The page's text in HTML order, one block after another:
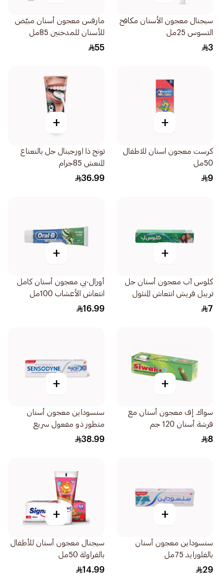
سيجنال معجون الأسنان مكافح
التسوس 25مل
3
مارفس معجون أسنان مبيّض
للأسنان للمدخنين 85مل
55
+
كرست معجون اسنان للاطفال
50مل
9
+
تونج ذا اورجينال جل بالنعناع
المنعش 85جرام
36.99
+
كلوس آب معجون أسنان جل
تريبل فريش انتعاش المنثول
50مل
7
+
أورال-بي معجون أسنان كامل
انتعاش الأعشاب 100مل
16.99
+
سواك إف معجون أسنان مع
فرشة أسنان 120 جم
8
+
سنسوداين معجون أسنان
متطور ذو مفعول سريع
ومسكن لآلام حساسية الأسنان
38.99
+
سنسوداين معجون أسنان
بالفلورايد 75مل
29
+
سيجنال معجون أسنان للأطفال
بالفراولة 50مل
14.99